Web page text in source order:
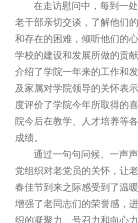
在走访慰问中，每到一
老干部亲切交谈，了解他们
和存在的困难，倾听他们的
学校的建设和发展所做的贡
介绍了学院一年来的工作和
及家属对学院领导的关怀表
度评价了学院今年所取得的
院今后在教学、人才培养等
成绩。
通过一句句问候、一声
党组织对老党员的关怀，让
春佳节到来之际感受到了温
增强了老同志们的荣誉感，
织的凝聚力、号召力和向心力